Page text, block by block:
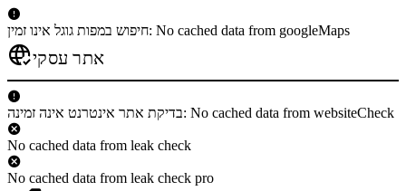
חיפוש במפות גוגל אינו זמין: No cached data from googleMaps
אתר עסקי
בדיקת אתר אינטרנט אינה זמינה: No cached data from websiteCheck
No cached data from leak check
No cached data from leak check pro